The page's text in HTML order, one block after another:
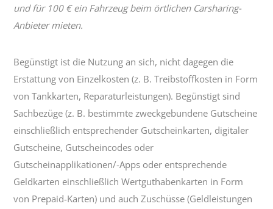
und für 100 € ein Fahrzeug beim örtlichen Carsharing-
Anbieter mieten.
Begünstigt ist die Nutzung an sich, nicht dagegen die
Erstattung von Einzelkosten (z. B. Treibstoffkosten in Form
von Tankkarten, Reparaturleistungen). Begünstigt sind
Sachbezüge (z. B. bestimmte zweckgebundene Gutscheine
einschließlich entsprechender Gutscheinkarten, digitaler
Gutscheine, Gutscheincodes oder
Gutscheinapplikationen/-Apps oder entsprechende
Geldkarten einschließlich Wertguthabenkarten in Form
von Prepaid-Karten) und auch Zuschüsse (Geldleistungen